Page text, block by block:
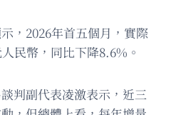
，2026年首五個月，實際
民幣，同比下降8.6%。
判副代表凌激表示，近三